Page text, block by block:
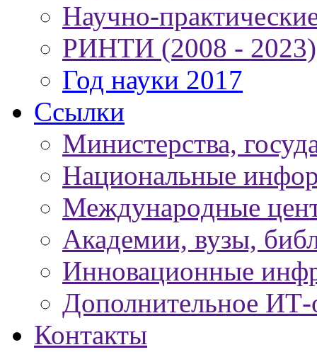
Научно-
РИНТИ (2008 - 2023)
Год науки 2017
Ссылки
Министерства,
Национальные
Международные
Академии, вузы,
Инновационные
Дополнительное ИТ-
Контакты